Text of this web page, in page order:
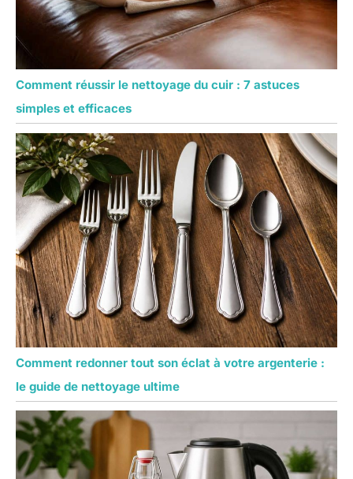
Comment réussir le nettoyage du cuir : 7 astuces
simples et efficaces
Comment redonner tout son éclat à votre argenterie :
le guide de nettoyage ultime